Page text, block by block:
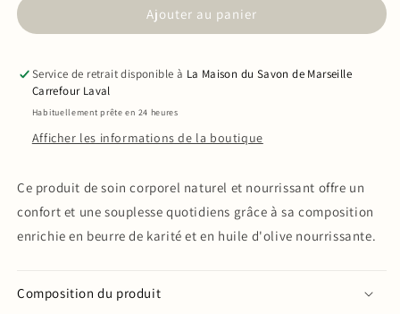
Lavande
corps
la
Lavande
Ajouter au panier
Service de retrait disponible à La Maison du Savon de Marseille
Carrefour Laval
Habituellement prête en 24 heures
Afficher les informations de la boutique
Ce produit de soin corporel naturel et nourrissant offre un
confort et une souplesse quotidiens grâce à sa composition
enrichie en beurre de karité et en huile d'olive nourrissante.
Composition du produit